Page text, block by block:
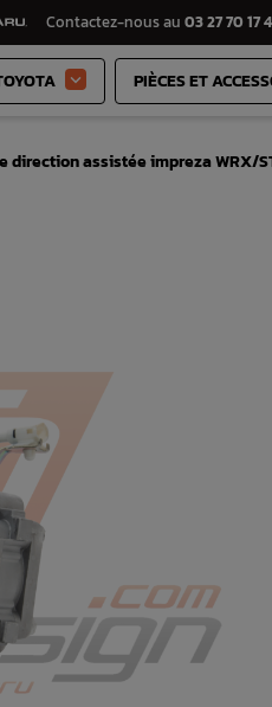
Contactez-nous au 03 27 70 17
 PIÈCES ET
direction assistée impreza WRX/